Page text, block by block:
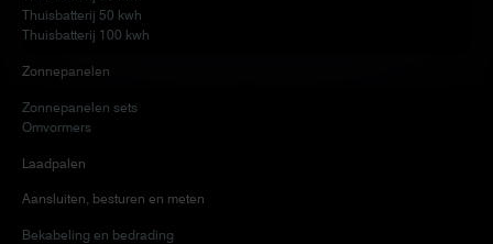
Thuisbatterij 50 kwh
Thuisbatterij 100 kwh
Zonnepanelen
Zonnepanelen sets
Omvormers
Laadpalen
Aansluiten, besturen en meten
Bekabeling en bedrading